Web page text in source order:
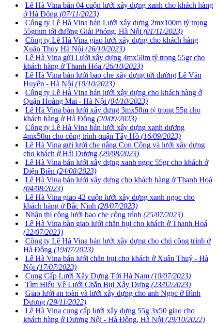
Lê Hà Vina bán 04 cuộn lưới xây dựng xanh cho khách hàng
ở Hà Đông (07/11/2023)
Công ty Lê Hà Vina bán Lưới xây dựng 2mx100m tỷ trọng
55gram tới đường Giải Phóng, Hà Nội (01/11/2023)
Công ty Lê Hà Vina giao lưới xây dựng cho khách hàng
Xuân Thủy Hà Nội (26/10/2023)
Lê Hà Vina gửi Lưới xây dựng 4mx50m tỷ trọng 55gr cho
khách hàng ở Thanh Hóa (26/10/2023)
Lê Hà Vina bán lưới bao che xây dựng tới đường Lê Văn
Huyên - Hà Nội (10/10/2023)
Công ty Lê Hà Vina bán lưới xây dựng cho khách hàng ở
Quận Hoàng Mai - Hà Nội (04/10/2023)
Lê Hà Vina bán lưới xây dựng 3mx50m tỷ trọng 55g cho
khách hàng ở Hà Đông (20/09/2023)
Công ty Lê Hà Vina bán lưới xây dựng xanh dương
4mx50m cho công trình quận Tây Hồ (16/09/2023)
Lê Hà Vina gửi lưới che nắng Con Công và lưới xây dựng
cho khách ở Hải Dương (29/08/2023)
Lê Hà Vina bán lưới xây dựng xanh ngọc 55gr cho khách ở
Điện Biên (24/08/2023)
Lê Hà Vina bán lưới xây dựng cho khách hàng ở Thanh Hoá
(04/08/2023)
Lê Hà Vina giao 42 cuộn lưới xây dựng xanh ngọc cho
khách hàng ở Bắc Ninh (28/07/2023)
Nhận thi công lưới bao che công trình (25/07/2023)
Lê Hà Vina bàn giao lưới chắn bụi cho khách ở Thanh Hoá
(22/07/2023)
Công ty Lê Hà Vina bán lưới xây dựng cho chủ công trình ở
Hà Đông (19/07/2023)
Lê Hà Vina bán lưới chắn bụi cho khách ở Xuân Thuỷ - Hà
Nội (17/07/2023)
Cung Cấp Lưới Xây Dựng Tới Hà Nam (10/07/2023)
Tìm Hiểu Về Lưới Chắn Bụi Xây Dựng (23/02/2023)
Giao lưới an toàn và lưới xây dựng cho anh Ngọc ở Bình
Dương (29/11/2022)
Lê Hà Vina cung cấp lưới xây dựng 55g 3x50 giao cho
khách hàng ở Dương Nội - Hà Đông, Hà Nội (29/10/2022)